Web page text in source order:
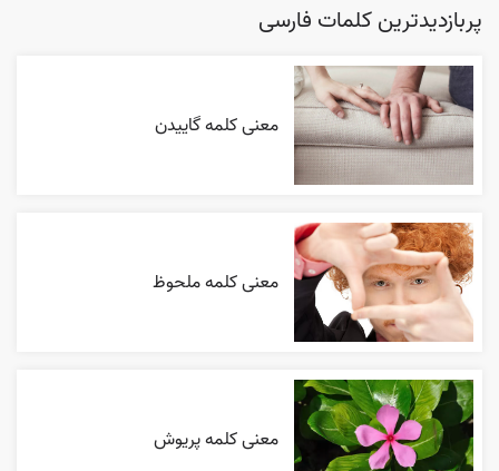
پربازدیدترین کلمات فارسی
معنی کلمه گاییدن
معنی کلمه ملحوظ
معنی کلمه پریوش